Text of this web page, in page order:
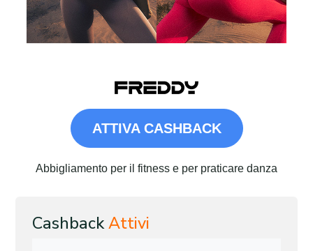
ATTIVA CASHBACK
Abbigliamento per il fitness e per praticare danza
CashbackAttivi